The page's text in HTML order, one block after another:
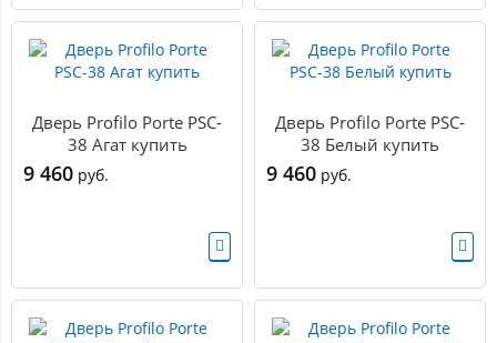
Дверь Profilo Porte PSC-
38 Агат купить
9 460 руб.
Дверь Profilo Porte PSC-
38 Белый купить
9 460 руб.